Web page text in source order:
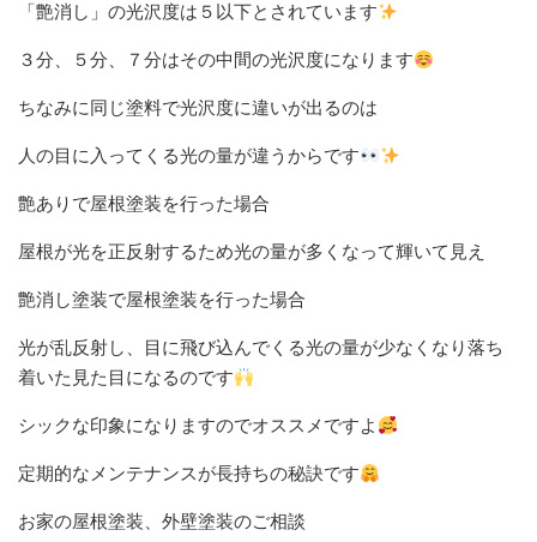
「艶消し」の光沢度は５以下とされています
３分、５分、７分はその中間の光沢度になります
ちなみに同じ塗料で光沢度に違いが出るのは
人の目に入ってくる光の量が違うからです
艶ありで屋根塗装を行った場合
屋根が光を正反射するため光の量が多くなって輝いて見え
艶消し塗装で屋根塗装を行った場合
光が乱反射し、目に飛び込んでくる光の量が少なくなり落ち
着いた見た目になるのです
シックな印象になりますのでオススメですよ
定期的なメンテナンスが長持ちの秘訣です
お家の屋根塗装、外壁塗装のご相談